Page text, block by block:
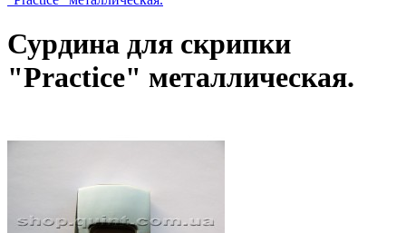
Сурдина для скрипки
"Practice" металлическая.